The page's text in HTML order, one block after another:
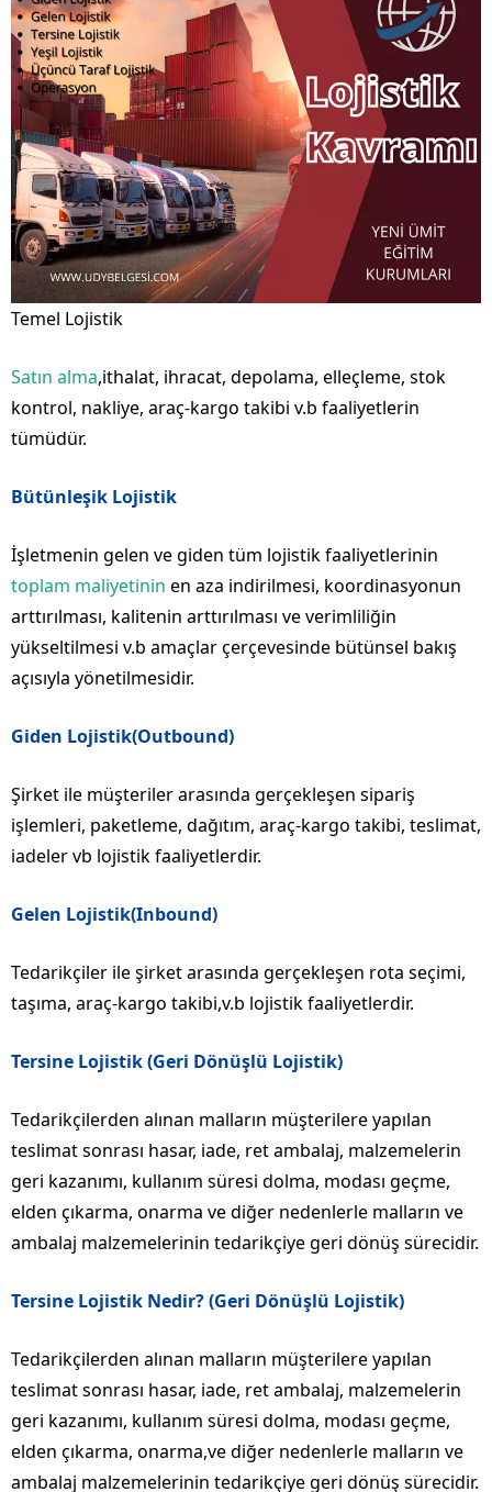
Temel Lojistik
Satın alma,ithalat, ihracat, depolama, elleçleme, stok
kontrol, nakliye, araç-kargo takibi v.b faaliyetlerin
tümüdür.
Bütünleşik Lojistik
İşletmenin gelen ve giden tüm lojistik faaliyetlerinin
toplam maliyetinin en aza indirilmesi, koordinasyonun
arttırılması, kalitenin arttırılması ve verimliliğin
yükseltilmesi v.b amaçlar çerçevesinde bütünsel bakış
açısıyla yönetilmesidir.
Giden Lojistik(Outbound)
Şirket ile müşteriler arasında gerçekleşen sipariş
işlemleri, paketleme, dağıtım, araç-kargo takibi, teslimat,
iadeler vb lojistik faaliyetlerdir.
Gelen Lojistik(Inbound)
Tedarikçiler ile şirket arasında gerçekleşen rota seçimi,
taşıma, araç-kargo takibi,v.b lojistik faaliyetlerdir.
Tersine Lojistik (Geri Dönüşlü Lojistik)
Tedarikçilerden alınan malların müşterilere yapılan
teslimat sonrası hasar, iade, ret ambalaj, malzemelerin
geri kazanımı, kullanım süresi dolma, modası geçme,
elden çıkarma, onarma ve diğer nedenlerle malların ve
ambalaj malzemelerinin tedarikçiye geri dönüş sürecidir.
Tersine Lojistik Nedir? (Geri Dönüşlü Lojistik)
Tedarikçilerden alınan malların müşterilere yapılan
teslimat sonrası hasar, iade, ret ambalaj, malzemelerin
geri kazanımı, kullanım süresi dolma, modası geçme,
elden çıkarma, onarma,ve diğer nedenlerle malların ve
ambalaj malzemelerinin tedarikçiye geri dönüş sürecidir.